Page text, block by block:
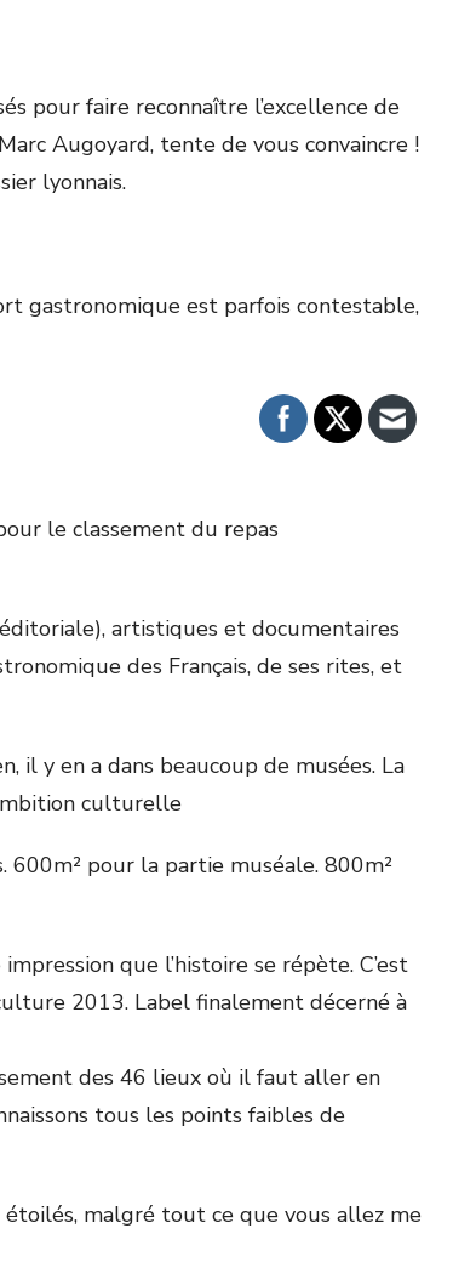
pour faire reconnaître l’excellence de
Augoyard, tente de vous convaincre !
lyonnais.
gastronomique est parfois contestable,
le classement du repas
artistiques et documentaires
des Français, de ses rites, et
il y en a dans beaucoup de musées. La
culturelle
600m² pour la partie muséale. 800m²
que l’histoire se répète. C’est
2013. Label finalement décerné à
des 46 lieux où il faut aller en
tous les points faibles de
malgré tout ce que vous allez me